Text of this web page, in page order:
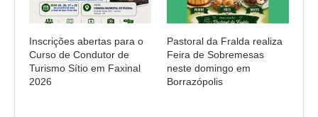
Inscrições abertas para o
Curso de Condutor de
Turismo Sítio em Faxinal
2026
Pastoral da Fralda realiza
Feira de Sobremesas
neste domingo em
Borrazópolis